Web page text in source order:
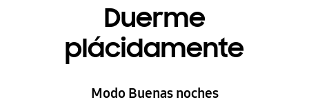
Duerme
plácidamente
Modo Buenas noches